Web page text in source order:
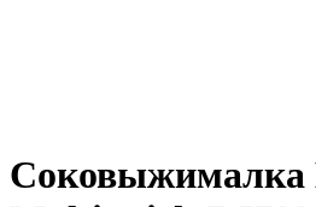
Соковыжималка